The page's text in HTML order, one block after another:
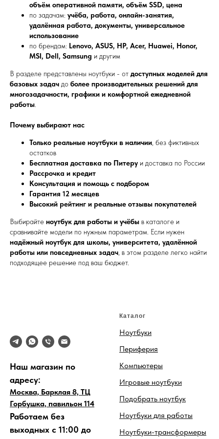
объём оперативной памяти, объём SSD, цена
по задачам: учёба, работа, онлайн-занятия,
удалённая работа, документы, универсальное
использование
по брендам: Lenovo, ASUS, HP, Acer, Huawei, Honor,
MSI, Dell, Samsung и другим
В разделе представлены ноутбуки - от доступных моделей для
базовых задач до более производительных решений для
многозадачности, графики и комфортной ежедневной
работы.
Почему выбирают нас
Только реальные ноутбуки в наличии, без фиктивных
остатков
Бесплатная доставка по Питеру и доставка по России
Рассрочка и кредит
Консультация и помощь с подбором
Гарантия 12 месяцев
Высокий рейтинг и реальные отзывы покупателей
Выбирайте ноутбук для работы и учёбы в каталоге и
сравнивайте модели по нужным параметрам. Если нужен
надёжный ноутбук для школы, университета, удалённой
работы или повседневных задач, в этом разделе легко найти
подходящее решение под ваш бюджет.
Наш магазин по
адресу:
Москва, Барклая 8, ТЦ
Горбушка, павильон 114
Работаем без
выходных с 11:00 до
Каталог
Ноутбуки
Периферия
Компьютеры
Игровые ноутбуки
Подобрать ноутбук
Ноутбуки для работы
Ноутбуки-трансформеры